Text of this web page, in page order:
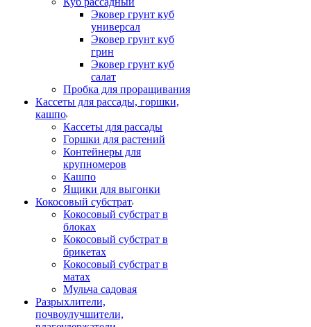
Эковер грунт куб
универсал
Эковер грунт куб
грин
Эковер грунт куб
салат
Пробка для проращивания
Кассеты для рассады, горшки,
кашпо
Кассеты для рассады
Горшки для растений
Контейнеры для
крупномеров
Кашпо
Ящики для выгонки
Кокосовый субстрат
Кокосовый субстрат в
блоках
Кокосовый субстрат в
брикетах
Кокосовый субстрат в
матах
Мульча садовая
Разрыхлители,
почвоулучшители,